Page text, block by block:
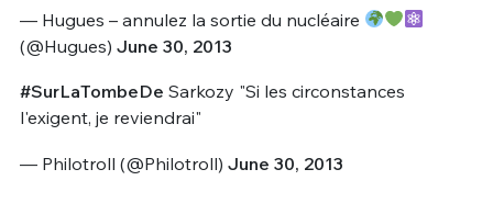
— Hugues – annulez la sortie du nucléaire
(@Hugues) June 30, 2013
#SurLaTombeDe Sarkozy "Si les circonstances
l'exigent, je reviendrai"
— Philotroll (@Philotroll) June 30, 2013